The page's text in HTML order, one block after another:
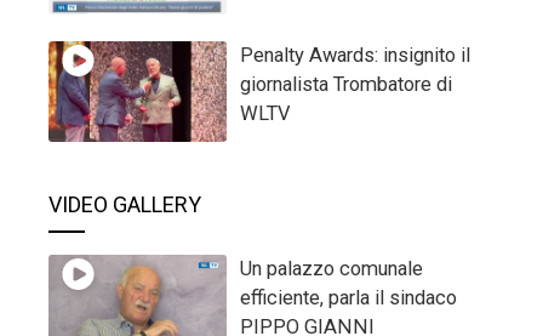
Penalty Awards: insignito il
giornalista Trombatore di
WLTV
VIDEO GALLERY
Un palazzo comunale
efficiente, parla il sindaco
PIPPO GIANNI